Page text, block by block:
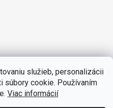
služieb, personalizácii
súbory cookie. Používaním
Viac informácií